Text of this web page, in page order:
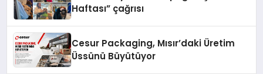
Haftası” çağrısı
Cesur Packaging, Mısır’daki Üretim
Üssünü Büyütüyor